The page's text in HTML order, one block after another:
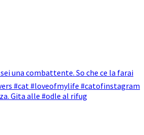
Gita alle #odle al rifug